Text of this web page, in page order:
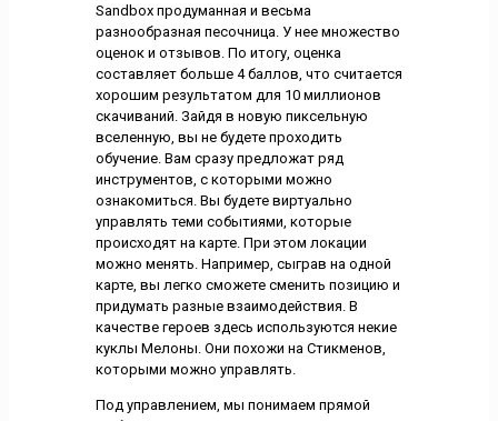
Sandbox продуманная и весьма
разнообразная песочница. У нее множество
оценок и отзывов. По итогу, оценка
составляет больше 4 баллов, что считается
хорошим результатом для 10 миллионов
скачиваний. Зайдя в новую пиксельную
вселенную, вы не будете проходить
обучение. Вам сразу предложат ряд
инструментов, с которыми можно
ознакомиться. Вы будете виртуально
управлять теми событиями, которые
происходят на карте. При этом локации
можно менять. Например, сыграв на одной
карте, вы легко сможете сменить позицию и
придумать разные взаимодействия. В
качестве героев здесь используются некие
куклы Мелоны. Они похожи на Стикменов,
которыми можно управлять.
Под управлением, мы понимаем прямой